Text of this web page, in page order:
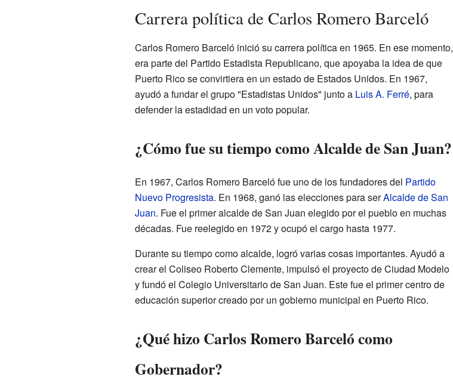
Carrera política de Carlos Romero Barceló
Carlos Romero Barceló inició su carrera política en 1965. En ese momento,
era parte del Partido Estadista Republicano, que apoyaba la idea de que
Puerto Rico se convirtiera en un estado de Estados Unidos. En 1967,
ayudó a fundar el grupo "Estadistas Unidos" junto a Luis A. Ferré, para
defender la estadidad en un voto popular.
¿Cómo fue su tiempo como Alcalde de San Juan?
En 1967, Carlos Romero Barceló fue uno de los fundadores del Partido
Nuevo Progresista. En 1968, ganó las elecciones para serAlcalde de San
Juan. Fue el primer alcalde de San Juan elegido por el pueblo en muchas
décadas. Fue reelegido en 1972 y ocupó el cargo hasta 1977.
Durante su tiempo como alcalde, logró varias cosas importantes. Ayudó a
crear el Coliseo Roberto Clemente, impulsó el proyecto de Ciudad Modelo
y fundó el Colegio Universitario de San Juan. Este fue el primer centro de
educación superior creado por un gobierno municipal en Puerto Rico.
¿Qué hizo Carlos Romero Barceló como
Gobernador?